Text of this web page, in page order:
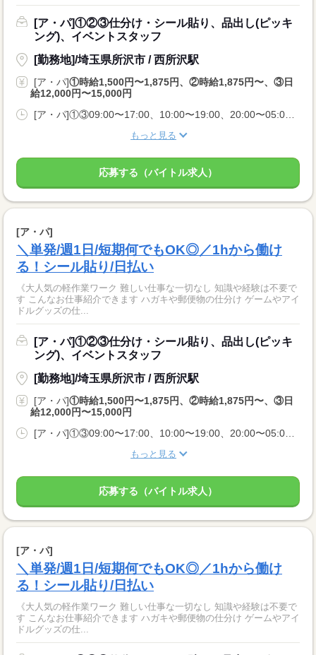
[ア・パ]①②③仕分け・シール貼り、品出し(ピッキ
ング)、イベントスタッフ
[勤務地]/埼玉県所沢市 / 西所沢駅
[ア・パ]①時給1,500円〜1,875円、②時給1,875円〜、③日
給12,000円〜15,000円
[ア・パ]①③09:00〜17:00、10:00〜19:00、20:00〜05:00、②10:00〜06:00
もっと見る
応募する（バイトル求人）
[ア・パ]
＼単発/週1日/短期何でもOK◎／1hから働け
る！シール貼り/日払い
《大人気の軽作業ワーク 難しい仕事な一切なし 知識や経験は不要で
す こんなお仕事紹介できます ハガキや郵便物の仕分け ゲームやアイ
ドルグッズの仕...
[ア・パ]①②③仕分け・シール貼り、品出し(ピッキ
ング)、イベントスタッフ
[勤務地]/埼玉県所沢市 / 西所沢駅
[ア・パ]①時給1,500円〜1,875円、②時給1,875円〜、③日
給12,000円〜15,000円
[ア・パ]①③09:00〜17:00、10:00〜19:00、20:00〜05:00、②10:00〜06:00
もっと見る
応募する（バイトル求人）
[ア・パ]
＼単発/週1日/短期何でもOK◎／1hから働け
る！シール貼り/日払い
《大人気の軽作業ワーク 難しい仕事な一切なし 知識や経験は不要で
す こんなお仕事紹介できます ハガキや郵便物の仕分け ゲームやアイ
ドルグッズの仕...